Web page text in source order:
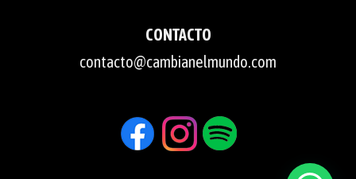
CONTACTO
contacto@cambianelmundo.com